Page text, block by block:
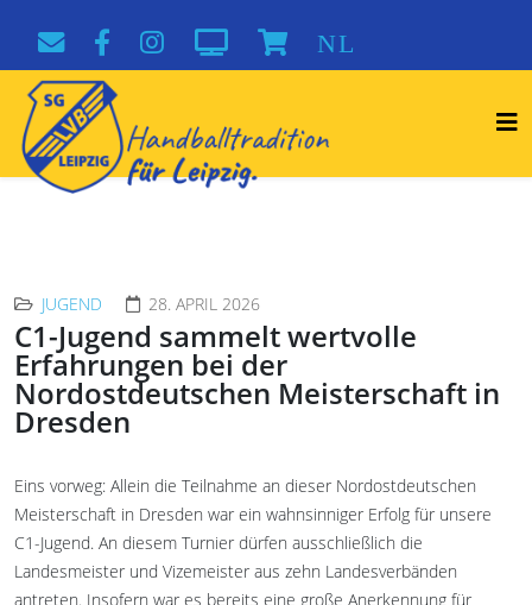
NL
JUGEND 28. APRIL 2026
C1-Jugend sammelt wertvolle
Erfahrungen bei der
Nordostdeutschen Meisterschaft in
Dresden
Eins vorweg: Allein die Teilnahme an dieser Nordostdeutschen
Meisterschaft in Dresden war ein wahnsinniger Erfolg für unsere
C1-Jugend. An diesem Turnier dürfen ausschließlich die
Landesmeister und Vizemeister aus zehn Landesverbänden
antreten. Insofern war es bereits eine große Anerkennung für